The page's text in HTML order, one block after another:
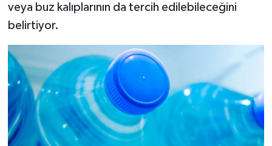
veya buz kalıplarının da tercih edilebileceğini
belirtiyor.